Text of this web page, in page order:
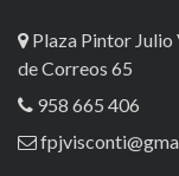
Plaza Pintor
de Correos 65
958 665 406